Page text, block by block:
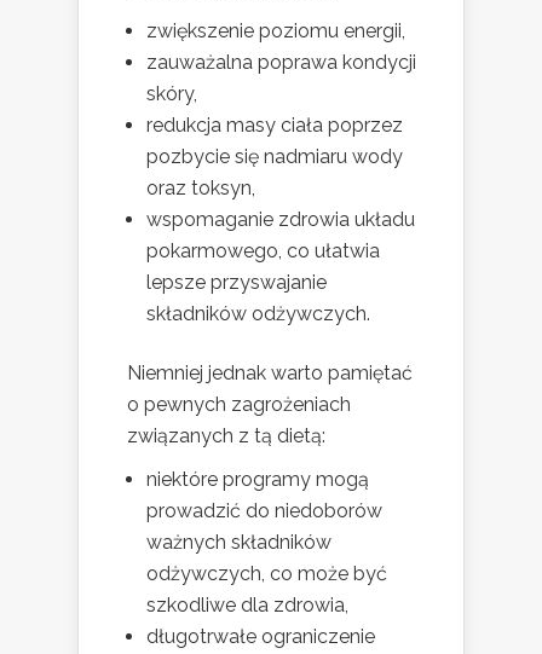
zwiększenie poziomu energii,
zauważalna poprawa kondycji
skóry,
redukcja masy ciała poprzez
pozbycie się nadmiaru wody
oraz toksyn,
wspomaganie zdrowia układu
pokarmowego, co ułatwia
lepsze przyswajanie
składników odżywczych.
Niemniej jednak warto pamiętać
o pewnych zagrożeniach
związanych z tą dietą:
niektóre programy mogą
prowadzić do niedoborów
ważnych składników
odżywczych, co może być
szkodliwe dla zdrowia,
długotrwałe ograniczenie